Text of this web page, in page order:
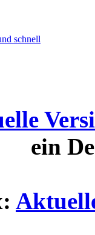
schnell
ein